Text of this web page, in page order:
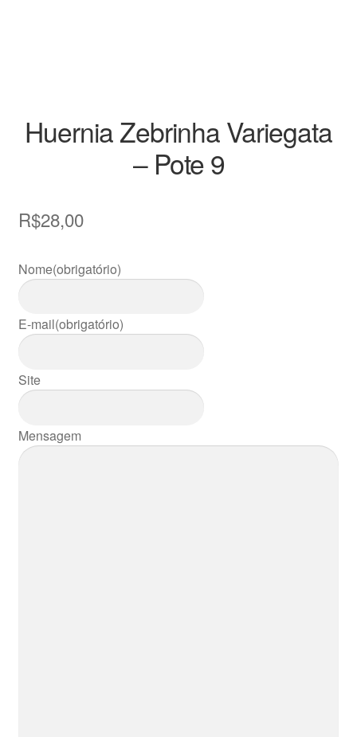
Kits
Miniaturas
Perguntas frequentes
Raras
Vasos
Huernia Zebrinha Variegata
– Pote 9
R$28,00
Nome(obrigatório)
E-mail(obrigatório)
Site
Mensagem